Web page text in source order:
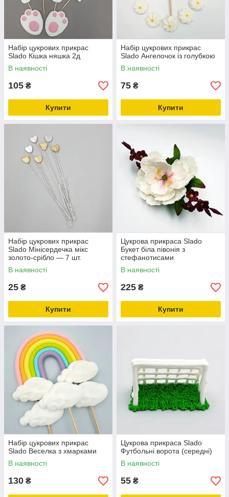
Набір цукрових прикрас
Slado Кішка няшка 2д
В наявності
105 ₴
Купити
Набір цукрових прикрас
Slado Ангелочок із голубкою
В наявності
75 ₴
Купити
Набір цукрових прикрас
Slado Мінісердечка мікс
золото-срібло — 7 шт.
В наявності
25 ₴
Купити
Цукрова прикраса Slado
Букет біла півонія з
стефанотисами
В наявності
225 ₴
Купити
Набір цукрових прикрас
Slado Веселка з хмарками
В наявності
130 ₴
Цукрова прикраса Slado
Футбольні ворота (середні)
В наявності
55 ₴